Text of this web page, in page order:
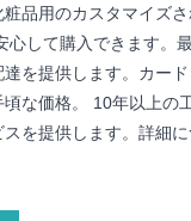
品用のカスタマイズ
心して購入できます。
達を提供します。カー
な価格。 10年以上の
を提供します。詳細